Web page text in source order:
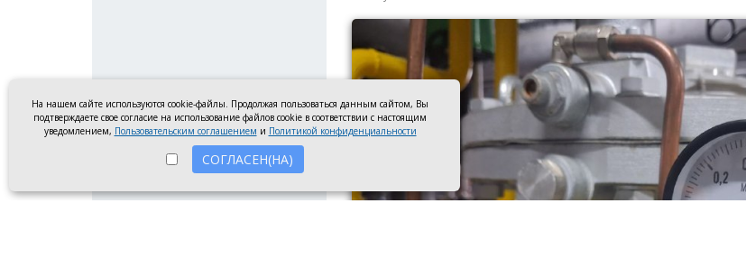
На нашем сайте используются cookie-файлы. Продолжая пользоваться данным сайтом, Вы
подтверждаете свое согласие на использование файлов cookie в соответствии с настоящим
уведомлением, Пользовательским соглашением и Политикой конфиденциальности
СОГЛАСЕН(НА)